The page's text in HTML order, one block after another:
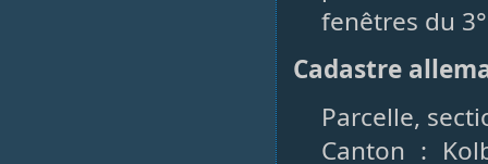
fenêtres du
Cadastre
Parcelle,
Canton :